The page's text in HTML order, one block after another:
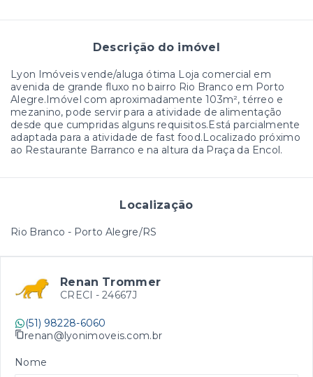
Descrição do imóvel
Lyon Imóveis vende/aluga ótima Loja comercial em
avenida de grande fluxo no bairro Rio Branco em Porto
Alegre.Imóvel com aproximadamente 103m², térreo e
mezanino, pode servir para a atividade de alimentação
desde que cumpridas alguns requisitos.Está parcialmente
adaptada para a atividade de fast food.Localizado próximo
ao Restaurante Barranco e na altura da Praça da Encol.
Localização
Rio Branco - Porto Alegre/RS
Renan Trommer
CRECI - 24667J
(51) 98228-6060
renan@lyonimoveis.com.br
Nome